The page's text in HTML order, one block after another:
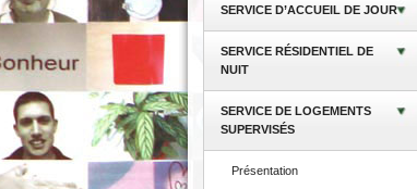
SERVICE D’ACCUEIL DE JOUR
SERVICE RÉSIDENTIEL DE
NUIT
SERVICE DE LOGEMENTS
SUPERVISÉS
Présentation